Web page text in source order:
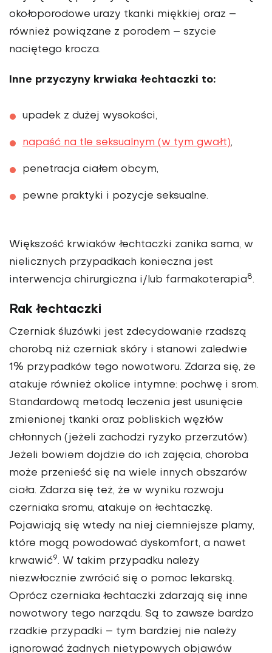
okołoporodowe urazy tkanki miękkiej oraz –
również powiązane z porodem – szycie
naciętego krocza.
Inne przyczyny krwiaka łechtaczki to:
upadek z dużej wysokości,
napaść na tle seksualnym (w tym gwałt),
penetracja ciałem obcym,
pewne praktyki i pozycje seksualne.
Większość krwiaków łechtaczki zanika sama, w
nielicznych przypadkach konieczna jest
interwencja chirurgiczna i/lub farmakoterapia8.
Rak łechtaczki
Czerniak śluzówki jest zdecydowanie rzadszą
chorobą niż czerniak skóry i stanowi zaledwie
1% przypadków tego nowotworu. Zdarza się, że
atakuje również okolice intymne: pochwę i srom.
Standardową metodą leczenia jest usunięcie
zmienionej tkanki oraz pobliskich węzłów
chłonnych (jeżeli zachodzi ryzyko przerzutów).
Jeżeli bowiem dojdzie do ich zajęcia, choroba
może przenieść się na wiele innych obszarów
ciała. Zdarza się też, że w wyniku rozwoju
czerniaka sromu, atakuje on łechtaczkę.
Pojawiają się wtedy na niej ciemniejsze plamy,
które mogą powodować dyskomfort, a nawet
krwawić9. W takim przypadku należy
niezwłocznie zwrócić się o pomoc lekarską.
Oprócz czerniaka łechtaczki zdarzają się inne
nowotwory tego narządu. Są to zawsze bardzo
rzadkie przypadki – tym bardziej nie należy
ignorować żadnych nietypowych objawów